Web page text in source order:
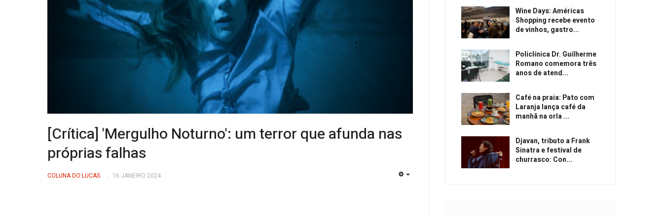
[Crítica] 'Mergulho Noturno': um terror que afunda nas
próprias falhas
COLUNA DO LUCAS 16 JANEIRO 2024
Wine Days: Américas
Shopping recebe evento
de vinhos, gastro...
Policlínica Dr. Guilherme
Romano comemora três
anos de atend...
Café na praia: Pato com
Laranja lança café da
manhã na orla ...
Djavan, tributo a Frank
Sinatra e festival de
churrasco: Con...